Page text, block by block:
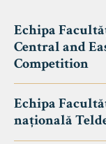
Echipa
Central and
Competition
Echipa
națională